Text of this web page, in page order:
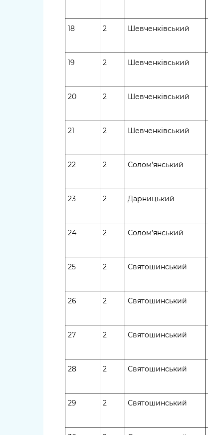
18 2 Шевченківський
19 2 Шевченківський
20 2 Шевченківський
21 2 Шевченківський
22 2 Солом’янський
23 2 Дарницький
24 2 Солом’янський
25 2 Святошинський
26 2 Святошинський
27 2 Святошинський
28 2 Святошинський
29 2 Святошинський